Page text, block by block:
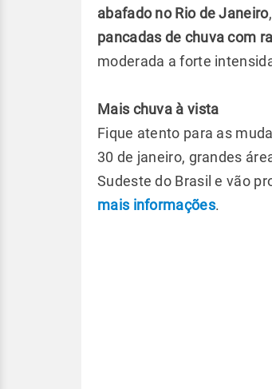
abafado no Rio de Janeiro
pancadas de chuva com
moderada a forte
Mais chuva à vista
Fique atento para as
30 de janeiro, grandes
Sudeste do Brasil e vão
mais informações.